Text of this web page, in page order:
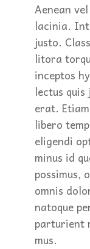
Aenean
lacinia.
justo.
litora
inceptos
lectus
erat.
libero
eligendi
minus id
possimus,
omnis
natoque
parturient
mus.